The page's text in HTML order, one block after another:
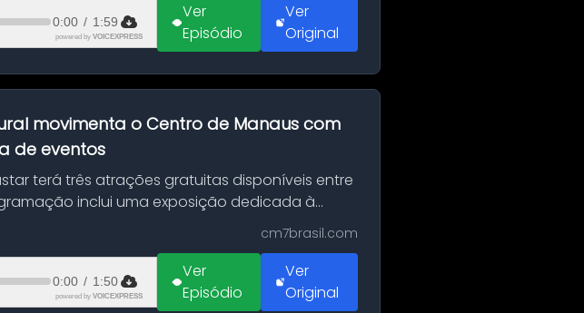
0:00 / 1:59
powered by VOICEXPRESS
Ver
Episódio
Ver
Original
movimenta o Centro de Manaus com
de eventos
terá três atrações gratuitas disponíveis entre
inclui uma exposição dedicada à
cm7brasil.com
0:00 / 1:50
powered by VOICEXPRESS
Ver
Episódio
Ver
Original